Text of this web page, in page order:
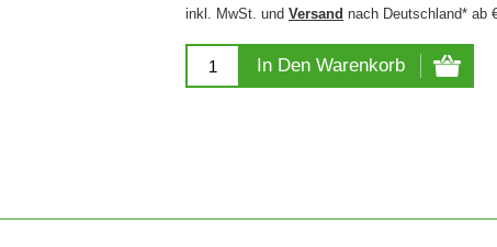
inkl. MwSt. und Versand nach Deutschland* ab
In Den Warenkorb